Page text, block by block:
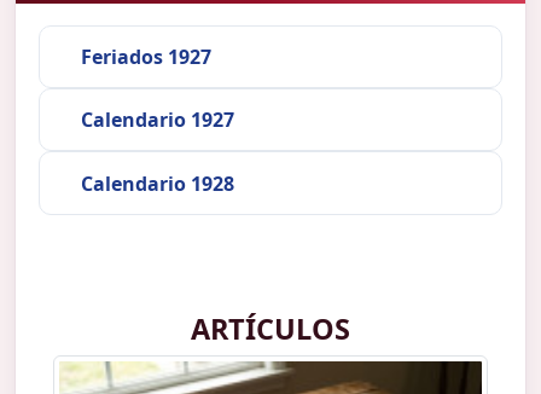
Feriados 1927
Calendario 1927
Calendario 1928
ARTÍCULOS